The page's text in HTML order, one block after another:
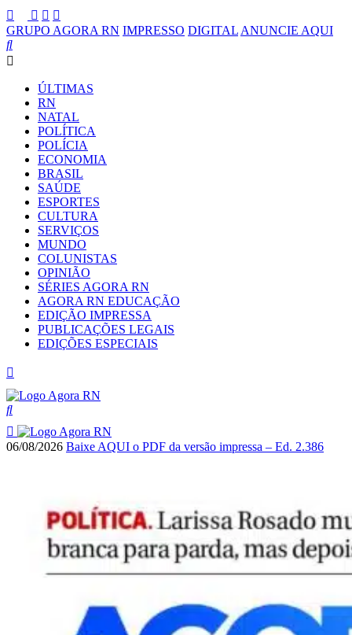
GRUPO AGORA RN IMPRESSO DIGITAL ANUNCIE AQUI
ÚLTIMAS
RN
NATAL
POLÍTICA
POLÍCIA
ECONOMIA
BRASIL
SAÚDE
ESPORTES
CULTURA
SERVIÇOS
MUNDO
COLUNISTAS
OPINIÃO
SÉRIES AGORA RN
AGORA RN EDUCAÇÃO
EDIÇÃO IMPRESSA
PUBLICAÇÕES LEGAIS
EDIÇÕES ESPECIAIS
06/08/2026 Baixe AQUI o PDF da versão impressa – Ed. 2.386